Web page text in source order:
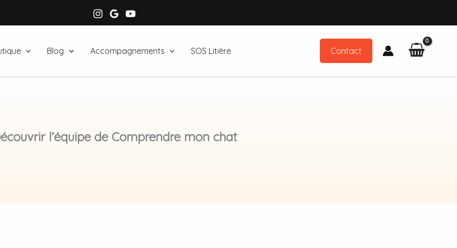
Blog Accompagnements SOS Litière Contact
l’équipe de Comprendre mon chat